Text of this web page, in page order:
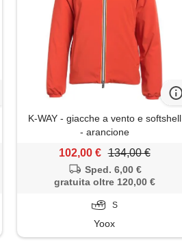
K-WAY - giacche a vento e softshell
- arancione
102,00 € 134,00 €
Sped. 6,00 €
gratuita oltre 120,00 €
S
Yoox